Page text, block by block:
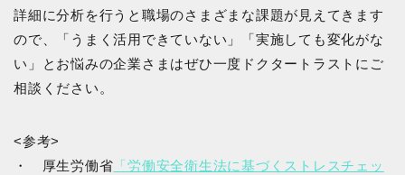
詳細に分析を行うと職場のさまざまな課題が見えてきます
ので、「うまく活用できていない」「実施しても変化がな
い」とお悩みの企業さまはぜひ一度ドクタートラストにご
相談ください。
<参考>
・ 厚生労働省 「労働安全衛生法に基づくストレスチェッ